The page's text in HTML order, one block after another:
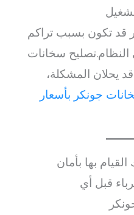
قد تكون بسبب تراكم
سخانات
يحلان المشكلة،
جونكر بأسعار
بها بأمان
قبل أي